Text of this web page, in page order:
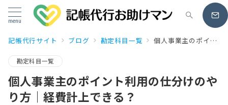
menu
記帳代行サイト ブログ 勘定科目一覧 個人事業主のポイント利用の仕分けのやり方｜経費計上できる？
勘定科目一覧
個人事業主のポイント利用の仕分けのや
り方｜経費計上できる？